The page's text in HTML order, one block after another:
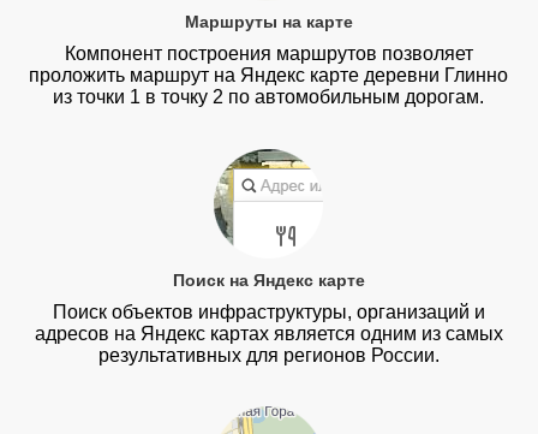
Маршруты на карте
Компонент построения маршрутов позволяет
проложить маршрут на Яндекс карте деревни Глинно
из точки 1 в точку 2 по автомобильным дорогам.
Поиск на Яндекс карте
Поиск объектов инфраструктуры, организаций и
адресов на Яндекс картах является одним из самых
результативных для регионов России.